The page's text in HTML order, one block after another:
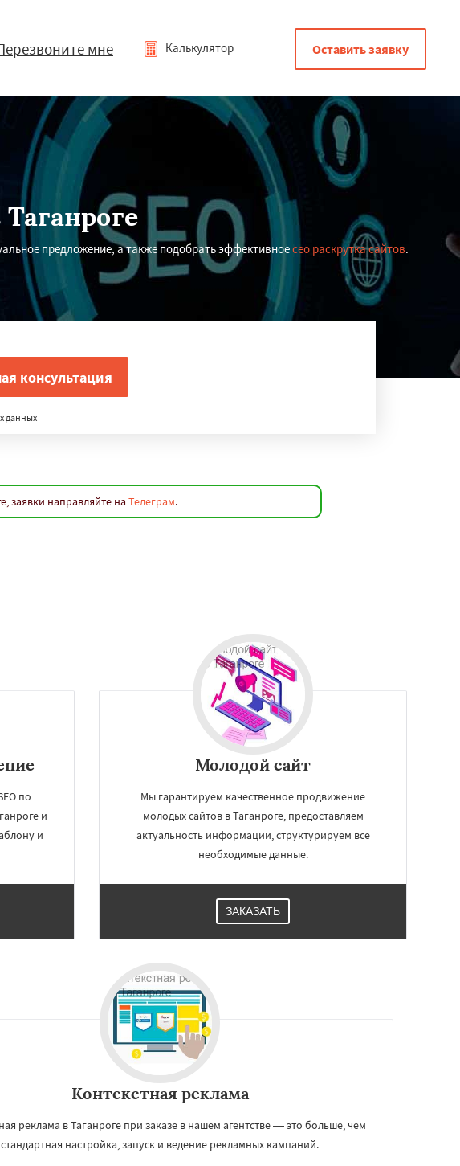
мне Калькулятор Оставить заявку
предложение, а также подобрать эффективноесео раскрутка сайтов.
данных
заявки направляйте на Телеграм.
по
и
и
Молодой сайт
Мы гарантируем качественное продвижение
молодых сайтов в Таганроге, предоставляем
актуальность информации, структурируем все
необходимые данные.
ЗАКАЗАТЬ
Контекстная реклама
реклама в Таганроге при заказе в нашем агентстве — это больше, чем
стандартная настройка, запуск и ведение рекламных кампаний.
×